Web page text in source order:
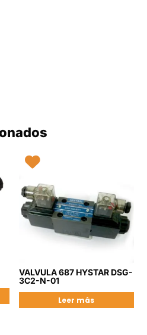
VALVULA 687 HYSTAR DSG-
3C2-N-01
Leer más